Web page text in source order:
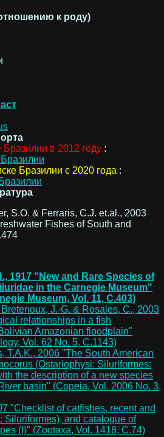
к роду)
в 2012 году :
Бразилии с 2020 года :
S.O. & Ferraris, C.J. et.al., 2003
Fishes of South and
1917 "New and Rare Species of
in the Carnegie Museum"
Museum, Vol. 11, C.403)
J.-G. & Rosales, C., 2003
relationships in a fish
Amazonian floodplain"
Vol. 62 No. 5, C.1143)
T.A.K., 2006 "The South American
(Ostariophysi: Siluriformes:
the description of a new species
basin" (Copeia, Vol. 2006 No. 3,
"Checklist of catfishes, recent and
Siluriformes), and catalogue of
(I)" (Zootaxa, Vol. 1418, C.74)